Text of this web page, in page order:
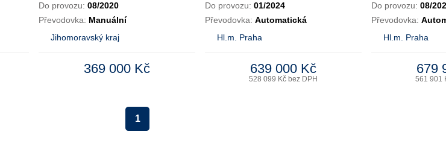
Do provozu: 08/2020
Převodovka: Manuální
Jihomoravský kraj
369 000 Kč
Do provozu: 01/2024
Převodovka: Automatická
Hl.m. Praha
639 000 Kč
528 099 Kč bez DPH
Do provozu: 08/
Převodovka:
Hl.m. Praha
679
561 901
1